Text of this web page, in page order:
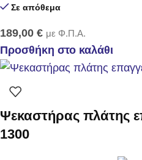
Σε απόθεμα
189,00 € με Φ.Π.Α.
Προσθήκη στο καλάθι
Ψεκαστήρας πλάτης
1300